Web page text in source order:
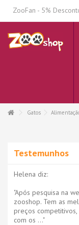
ZooFan - 5%
Gatos
Testemunhos
Helena diz:
"Após pesquisa na
zooshop. Tem as
preços competitivos,
com os ..."